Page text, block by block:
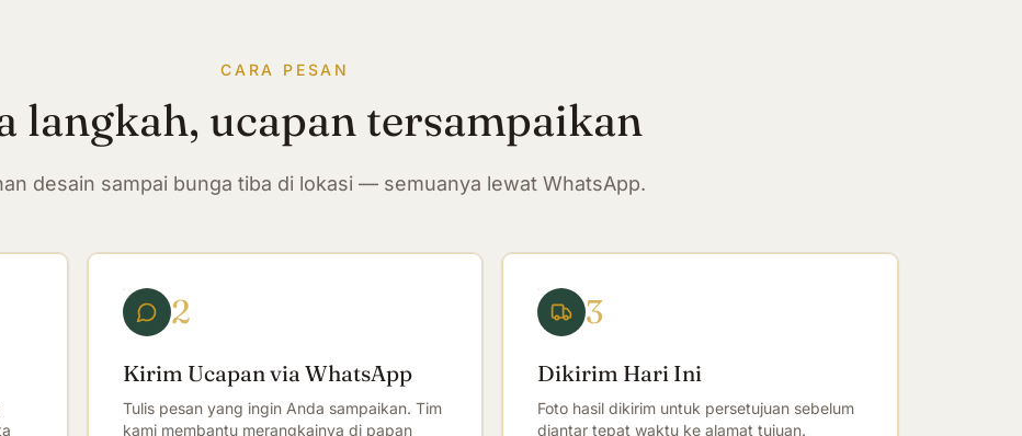
CARA PESAN
langkah, ucapan tersampaikan
desain sampai bunga tiba di lokasi — semuanya lewat WhatsApp.
2
Kirim Ucapan via WhatsApp
Tulis pesan yang ingin Anda sampaikan. Tim
kami membantu merangkainya di papan
3
Dikirim Hari Ini
Foto hasil dikirim untuk persetujuan sebelum
diantar tepat waktu ke alamat tujuan.